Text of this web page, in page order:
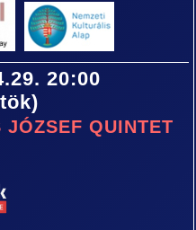
20:00
JÓZSEF QUINTET